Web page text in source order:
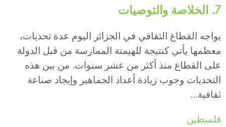
7. الخلاصة والتوصيات
يواجه القطاع الثقافي في الجزائر اليوم عدة تحديات،
معظمها يأتي كنتيجة للهيمنة الممارسة من قبل الدولة
على القطاع منذ أكثر من عشر سنوات. من بين هذه
التحديات وجوب زيادة أعداد الجماهير وإيجاد صناعة
ثقافية...
فلسطين